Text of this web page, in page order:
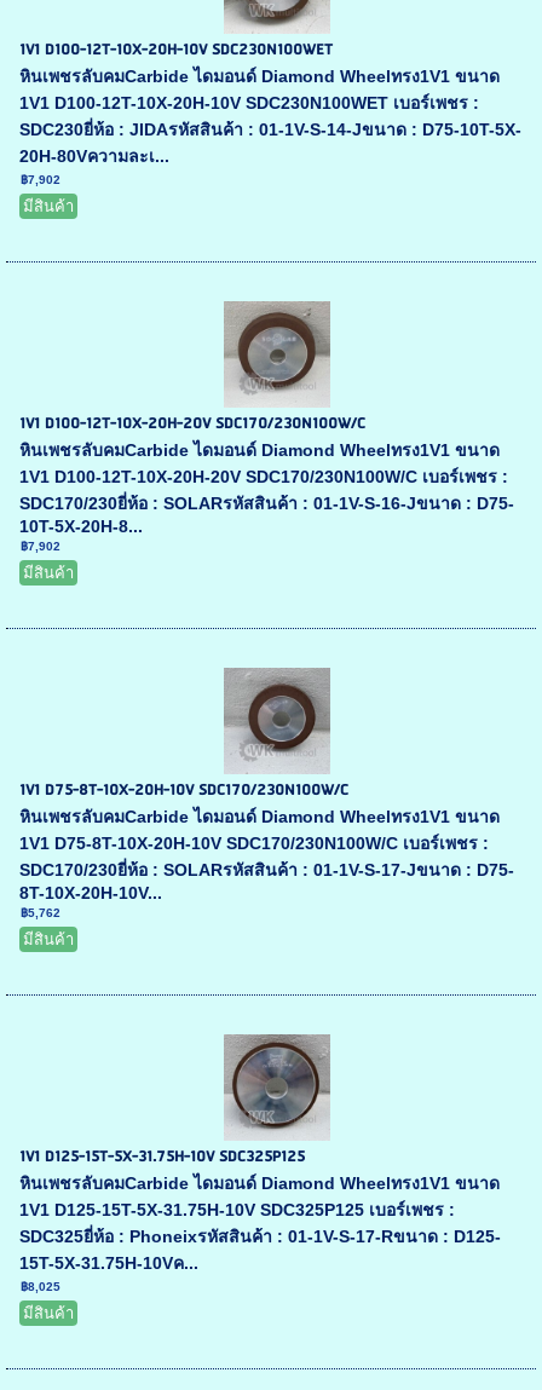
1V1 D100-12T-10X-20H-10V SDC230N100WET
หินเพชรลับคมCarbide ไดมอนด์ Diamond Wheelทรง1V1 ขนาด
1V1 D100-12T-10X-20H-10V SDC230N100WET เบอร์เพชร :
SDC230ยี่ห้อ : JIDAรหัสสินค้า : 01-1V-S-14-Jขนาด : D75-10T-5X-
20H-80Vความละเ...
฿7,902
มีสินค้า
1V1 D100-12T-10X-20H-20V SDC170/230N100W/C
หินเพชรลับคมCarbide ไดมอนด์ Diamond Wheelทรง1V1 ขนาด
1V1 D100-12T-10X-20H-20V SDC170/230N100W/C เบอร์เพชร :
SDC170/230ยี่ห้อ : SOLARรหัสสินค้า : 01-1V-S-16-Jขนาด : D75-
10T-5X-20H-8...
฿7,902
มีสินค้า
1V1 D75-8T-10X-20H-10V SDC170/230N100W/C
หินเพชรลับคมCarbide ไดมอนด์ Diamond Wheelทรง1V1 ขนาด
1V1 D75-8T-10X-20H-10V SDC170/230N100W/C เบอร์เพชร :
SDC170/230ยี่ห้อ : SOLARรหัสสินค้า : 01-1V-S-17-Jขนาด : D75-
8T-10X-20H-10V...
฿5,762
มีสินค้า
1V1 D125-15T-5X-31.75H-10V SDC325P125
หินเพชรลับคมCarbide ไดมอนด์ Diamond Wheelทรง1V1 ขนาด
1V1 D125-15T-5X-31.75H-10V SDC325P125 เบอร์เพชร :
SDC325ยี่ห้อ : Phoneixรหัสสินค้า : 01-1V-S-17-Rขนาด : D125-
15T-5X-31.75H-10Vค...
฿8,025
มีสินค้า